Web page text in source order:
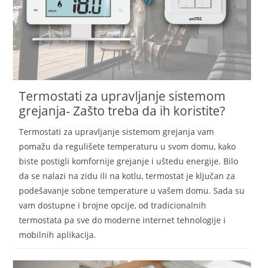
Termostati za upravljanje sistemom
grejanja- Zašto treba da ih koristite?
Termostati za upravljanje sistemom grejanja vam
pomažu da regulišete temperaturu u svom domu, kako
biste postigli komfornije grejanje i uštedu energije. Bilo
da se nalazi na zidu ili na kotlu, termostat je ključan za
podešavanje sobne temperature u vašem domu. Sada su
vam dostupne i brojne opcije, od tradicionalnih
termostata pa sve do moderne internet tehnologije i
mobilnih aplikacija.